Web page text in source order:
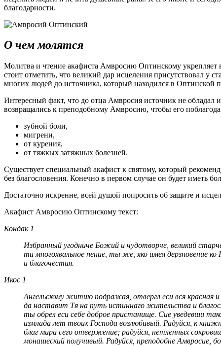
благодарности.
О чем молятся
Молитва и чтение акафиста Амвросию Оптинскому укрепляет
стоит отметить, что великий дар исцеления присутствовал у
многих людей до источника, который находился в Оптинской
Интересный факт, что до отца Амвросия источник не
возвращались к преподобному Амвросию, чтобы его
зубной боли,
мигрени,
от курения,
от тяжкых затяжных болезней.
Существует специальный акафист к святому, который
без благословения. Конечно в первом случае он будет иметь
Достаточно искренне, всей душой попросить об защите и
Акафист Амвросию Оптинскому текст:
Кондак 1
Избранный угодниче Божий и чудотворче, великий
ти многохвальное пение, ты же, яко имея дерзновение
и благочестия.
Икос 1
Ангельскому житию подражая, отвергл еси вся красная
да наставит Тя на путь истиннаго жительства и
ты обрел еси себе доброе пристанище. Сие уведевши
измлада лет твоих Господа возлюбивый. Радуйся, к
благ мира сего отвержение; радуйся, нетленных
монашеский получивый. Радуйся, преподобне Амвросие,